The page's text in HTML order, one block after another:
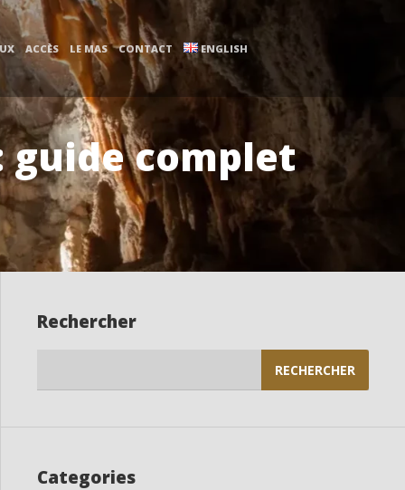
ACCÈS LE MAS CONTACT ENGLISH
guide complet
Rechercher
Categories